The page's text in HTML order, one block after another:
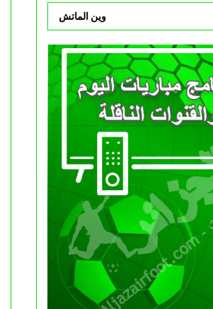
وين الماتش